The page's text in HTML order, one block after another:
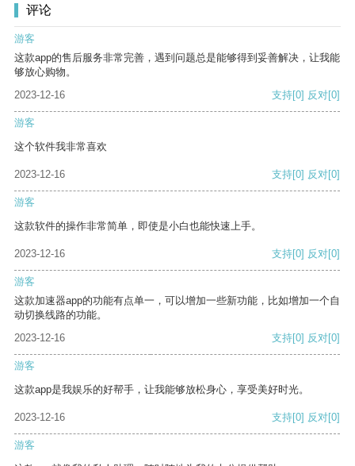
评论
游客
这款app的售后服务非常完善，遇到问题总是能够得到妥善解决，让我能
够放心购物。
2023-12-16
支持[0] 反对[0]
游客
这个软件我非常喜欢
2023-12-16 支持[0] 反对[0]
游客
这款软件的操作非常简单，即使是小白也能快速上手。
2023-12-16 支持[0] 反对[0]
游客
这款加速器app的功能有点单一，可以增加一些新功能，比如增加一个自
动切换线路的功能。
2023-12-16
支持[0] 反对[0]
游客
这款app是我娱乐的好帮手，让我能够放松身心，享受美好时光。
2023-12-16 支持[0] 反对[0]
游客